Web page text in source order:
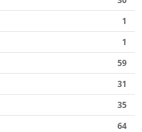
1
1
59
31
35
64